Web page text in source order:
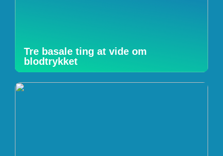
Tre basale ting at vide om
blodtrykket